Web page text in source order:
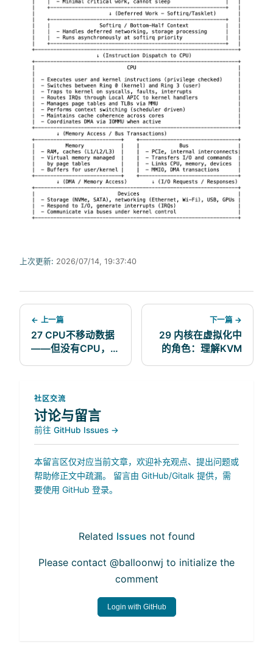
上次更新: 2026/07/14, 19:37:40
← 上一篇
27 CPU不移动数据
——但没有CPU，什
下一篇 →
29 内核在虚拟化中
的角色：理解KVM
社区交流
讨论与留言
前往 GitHub Issues →
本留言区仅对应当前文章，欢迎补充观点、提出问题或
帮助修正文中疏漏。 留言由 GitHub/Gitalk 提供，需
要使用 GitHub 登录。
Related Issues not found
Please contact @balloonwj to initialize the
comment
Login with GitHub